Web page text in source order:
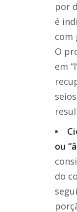
por
é
com
O
em
ou
do